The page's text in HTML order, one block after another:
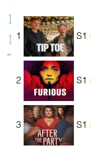
1 S1
2 S1
3 S1